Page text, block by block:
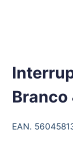
EAN.